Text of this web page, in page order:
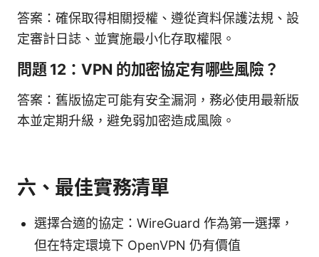
答案：確保取得相關授權、遵從資料保護法規、設
定審計日誌、並實施最小化存取權限。
問題 12：VPN 的加密協定有哪些風險？
答案：舊版協定可能有安全漏洞，務必使用最新版
本並定期升級，避免弱加密造成風險。
六、最佳實務清單
選擇合適的協定：WireGuard 作為第一選擇，
但在特定環境下 OpenVPN 仍有價值